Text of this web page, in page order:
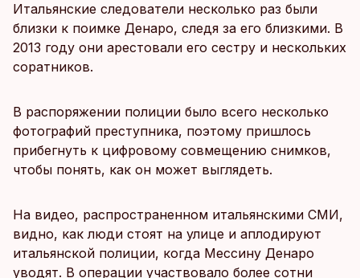
Итальянские следователи несколько раз были
близки к поимке Денаро, следя за его близкими. В
2013 году они арестовали его сестру и нескольких
соратников.
В распоряжении полиции было всего несколько
фотографий преступника, поэтому пришлось
прибегнуть к цифровому совмещению снимков,
чтобы понять, как он может выглядеть.
На видео, распространенном итальянскими СМИ,
видно, как люди стоят на улице и аплодируют
итальянской полиции, когда Мессину Денаро
уводят. В операции участвовало более сотни